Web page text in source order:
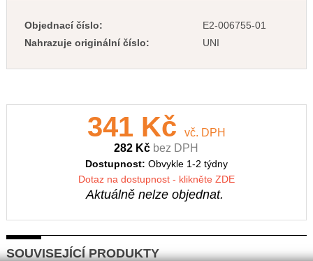
Objednací číslo:
E2-006755-01
Nahrazuje originální číslo:
UNI
341 Kč
vč. DPH
282 Kč bez DPH
Dostupnost: Obvykle 1-2 týdny
Dotaz na dostupnost - klikněte ZDE
Aktuálně nelze objednat.
SOUVISEJÍCÍ PRODUKTY